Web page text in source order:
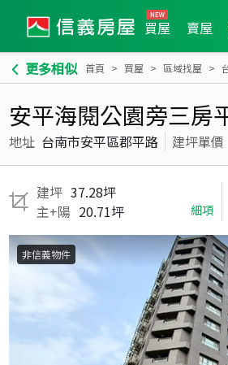
買屋 賣屋
更多相似 首頁 買屋 區域找屋
安平海閱公園旁三房
地址 台南市安平區郡平路 建坪單價
建坪 37.28坪
主+陽 20.71坪 細項
非信義物件